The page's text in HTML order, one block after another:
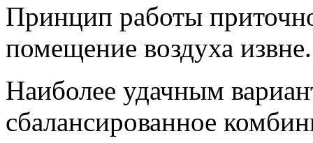
Принцип работы
помещение воздуха извне.
Наиболее удачным
сбалансированное